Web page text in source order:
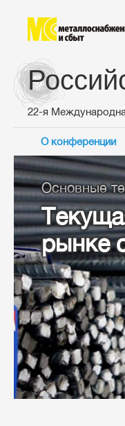
22-я
О конференции
Основные
рынке